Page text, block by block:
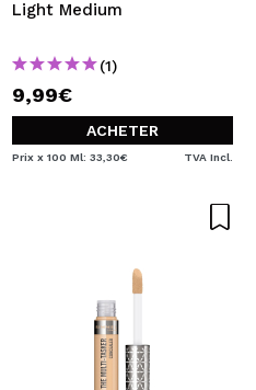
Light Medium
(1)
9,99€
ACHETER
Prix x 100 Ml: 33,30€ TVA Incl.